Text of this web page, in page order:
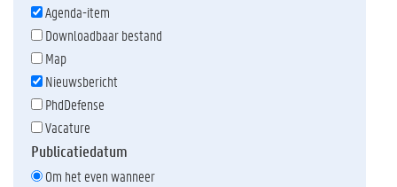
Agenda-item
Downloadbaar bestand
Map
Nieuwsbericht
PhdDefense
Vacature
Publicatiedatum
Om het even wanneer